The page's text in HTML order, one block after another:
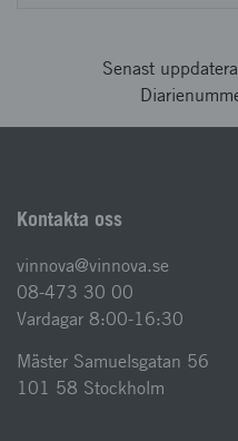
Senast
Kontakta oss
vinnova@vinnova.se
08-473 30 00
Vardagar 8:00-16:30
Mäster Samuelsgatan 56
101 58 Stockholm